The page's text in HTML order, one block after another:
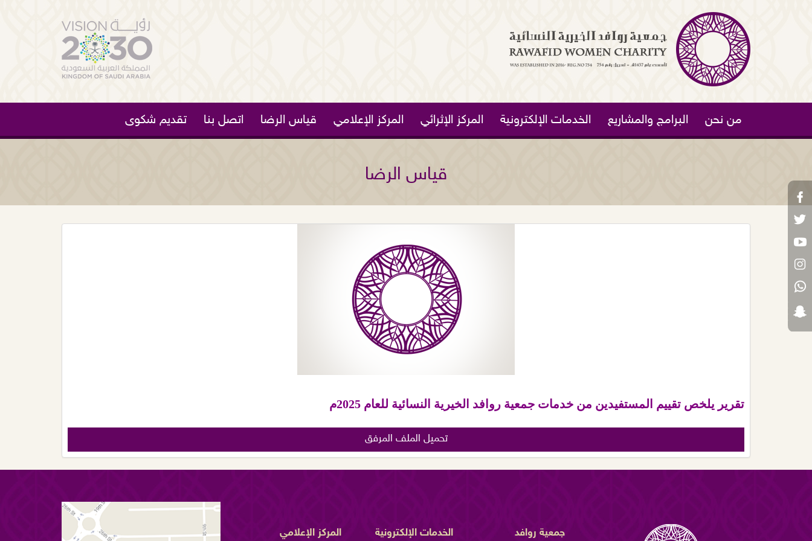
من نحن البرامج والمشاريع الخدمات الإلكترونية المركز الإثرائي المركز الإعلامي قياس الرضا اتصل بنا تقديم شكوى
قياس الرضا
تقرير يلخص تقييم المستفيدين من خدمات جمعية روافد الخيرية النسائية للعام 2025م
تحميل الملف المرفق
جمعية روافد الخدمات الإلكترونية المركز الإعلامي